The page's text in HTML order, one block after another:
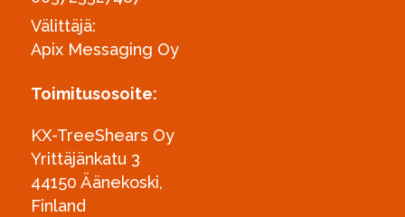
Välittäjä:
Apix Messaging Oy
Toimitusosoite:
KX-TreeShears Oy
Yrittäjänkatu 3
44150 Äänekoski,
Finland